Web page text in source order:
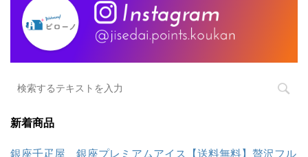
新着商品
銀座千疋屋 銀座プレミアムアイス【送料無料】贅沢フル